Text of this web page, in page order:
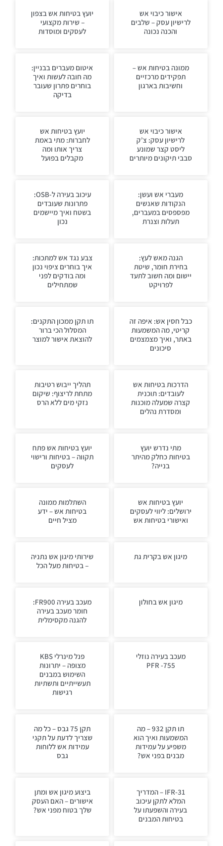
אישור כיבוי אש
לרישיון עסק – שלבים
והכנה נכונה
יועץ בטיחות אש בצפון
– שירות מקצועי
לעסקים ומוסדות
ממונה בטיחות אש –
תפקידים מרכזיים
וחשיבות בארגון
איטום מעברים בבניין:
מה חובה לעשות ואיך
בוחרים פתרון שעובר
בדיקה
אישור כיבוי אש
לרישיון עסק: צ’ק
ליסט קצר שמונע
סבבי תיקונים מיותרים
יועץ בטיחות אש
לחברות: מתי באמת
צריך אותו ומה
מקבלים בפועל
מעברי אש ועשן:
הנקודות שאנשים
מפספסים במעברים,
תעלות וצנרת
עיכוב בעירה ל-OSB:
פתרונות שעובדים
בשטח ואיך מיישמים
נכון
הגנה מאש לעץ:
בחירת חומר, שיטת
יישום ומה חשוב לתעד
לפרויקט
צבע נגד אש למתכות:
איך בוחרים ציפוי נכון
ומה בודקים לפני
שמתחילים
כבל חסין אש: איפה זה
קריטי, מה המשמעות
באתר, ואיך מצמצמים
סיכונים
תו תקן ממכון התקנים:
המסלול הכי ברור
להוצאת אישור למוצר
הדרכות בטיחות אש
לעובדים: תוכנית
קצרה שמעלה מוכנות
ומסדרת נהלים
תהליך ייבוש רטיבות
מתחת לריצוף: שיקום
נזקי מים ללא הרס
מתי נדרש יועץ
בטיחות כחלק מהיתר
בנייה?
יועץ בטיחות אש פתח
תקווה – בטיחות ורישוי
לעסקים
יועץ בטיחות אש
ירושלים: ליווי לעסקים
ואישורי בטיחות אש
השתלמות ממונה
בטיחות אש – ידע
מציל חיים
מיגון אש בקרית גת
שירותי מיגון אש נתניה
– בטיחות מעל הכל
מיגון אש בחולון
מעכב בעירה FR900:
חומר מעכב בעירה
להגנה מקסימלית
מעכב בעירה נוזלי
PFR -755
פנל מינרלי KBS
מצופה – יתרונות
השימוש במבנים
תעשייתיים ותשתיות
רגישות
תו תקן 932 – מה
המשמעות ואיך הוא
משפיע על עמידות
מבנים בפני אש?
תקן 75 גבס – כל מה
שצריך לדעת על תקני
עמידות אש ללוחות
גבס
IFR-31 – המדריך
המלא לתקן עיכוב
בעירה והשפעתו על
בטיחות המבנים
ביצוע מיגון אש ומתן
אישורים – האם העסק
שלך בטוח מפני אש?